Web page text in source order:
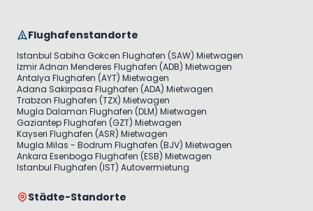
Flughafenstandorte
Istanbul Sabiha Gokcen Flughafen (SAW) Mietwagen
Izmir Adnan Menderes Flughafen (ADB) Mietwagen
Antalya Flughafen (AYT) Mietwagen
Adana Sakirpasa Flughafen (ADA) Mietwagen
Trabzon Flughafen (TZX) Mietwagen
Mugla Dalaman Flughafen (DLM) Mietwagen
Gaziantep Flughafen (GZT) Mietwagen
Kayseri Flughafen (ASR) Mietwagen
Mugla Milas - Bodrum Flughafen (BJV) Mietwagen
Ankara Esenboga Flughafen (ESB) Mietwagen
Istanbul Flughafen (IST) Autovermietung
Städte-Standorte